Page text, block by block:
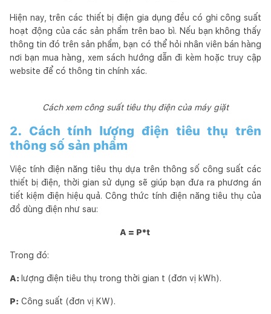
Hiện nay, trên các thiết bị điện gia dụng đều có ghi công suất
hoạt động của các sản phẩm trên bao bì. Nếu bạn không thấy
thông tin đó trên sản phẩm, bạn có thể hỏi nhân viên bán hàng
nơi bạn mua hàng, xem sách hướng dẫn đi kèm hoặc truy cập
website để có thông tin chính xác.
Cách xem công suất tiêu thụ điện của máy giặt
2. Cách tính lượng điện tiêu thụ trên
thông số sản phẩm
Việc tính điện năng tiêu thụ dựa trên thông số công suất các
thiết bị điện, thời gian sử dụng sẽ giúp bạn đưa ra phương án
tiết kiệm điện hiệu quả. Công thức tính điện năng tiêu thụ của
đồ dùng điện như sau:
A = P*t
Trong đó:
A: lượng điện tiêu thụ trong thời gian t (đơn vị kWh).
P: Công suất (đơn vị KW).